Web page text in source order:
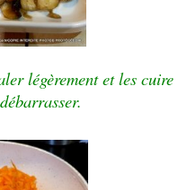
légèrement et les cuire